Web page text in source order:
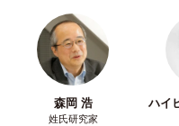
森岡 浩
姓氏研究家
ハイ